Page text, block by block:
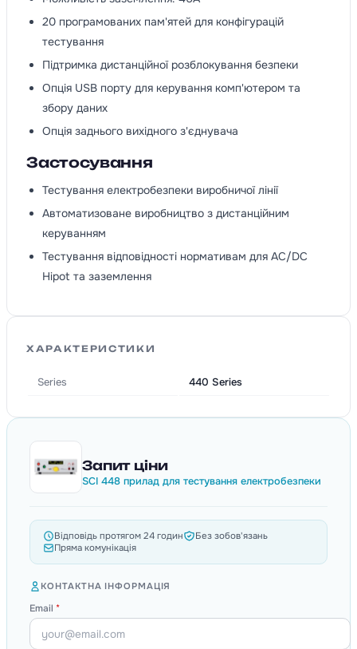
20 програмованих пам'ятей для конфігурацій
тестування
Підтримка дистанційної розблокування безпеки
Опція USB порту для керування комп'ютером та
збору даних
Опція заднього вихідного з'єднувача
Застосування
Тестування електробезпеки виробничої лінії
Автоматизоване виробництво з дистанційним
керуванням
Тестування відповідності нормативам для AC/DC
Hipot та заземлення
ХАРАКТЕРИСТИКИ
Series 440 Series
Запит ціни
SCI 448 прилад для тестування електробезпеки
Відповідь протягом 24 годин
Без зобов'язань
Пряма комунікація
КОНТАКТНА ІНФОРМАЦІЯ
Email *